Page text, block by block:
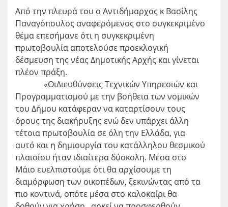
Από την πλευρά του ο Αντιδήμαρχος κ Βασίλης
Παναγόπουλος αναφερόμενος στο συγκεκριμένο
θέμα επεσήμανε ότι η συγκεκριμένη
πρωτοβουλία αποτελούσε προεκλογική
δέσμευση της νέας Δημοτικής Αρχής και γίνεται
πλέον πράξη.
«ΟιΔιευθύνσεις Τεχνικών Υπηρεσιών και
Προγραμματισμού με την βοήθεια των νομικών
του Δήμου κατάφεραν να καταρτίσουν τους
όρους της διακήρυξης ενώ δεν υπάρχει άλλη
τέτοια πρωτοβουλία σε όλη την Ελλάδα, για
αυτό και η δημιουργία του κατάλληλου θεσμικού
πλαισίου ήταν ιδιαίτερα δύσκολη. Μέσα στο
Μάιο ευελπιστούμε ότι θα αρχίσουμε τη
διαμόρφωση των οικοπέδων, ξεκινώντας από τα
πιο κοντινά, οπότε μέσα στο καλοκαίρι θα